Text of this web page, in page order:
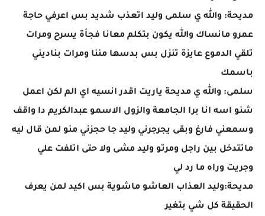
مديحة: والله ي سلمى وليد اتعذب شديد بس اعرفي حاجة
عمرو مانساك والله يكون بتكلم معانا فجأة يسرح ومرات
تلقي الدموع عايزة تنزل بس بدسها مننا ومرات بناديني
باسمك
سلمى: والله ي مديحة ياريت اقدر انسيه اي الم لكن اعمل
شنو اسه انا برا الجامعة والزول الاسمو عبدالكريم دا واقف
وسمعني فارغ وبقى يجرجرني وليد جا حجزني منو لمن قال ليه
ماتتدخل بين راجل ومرتو وليد مشى ولا حتى اتلفت علي
وجريت وراه ما رد لي
مديحة:وليد العذاب العاشو ماشوية بس اكيد لمن يعرف
الحقيقة كل شي بتغير